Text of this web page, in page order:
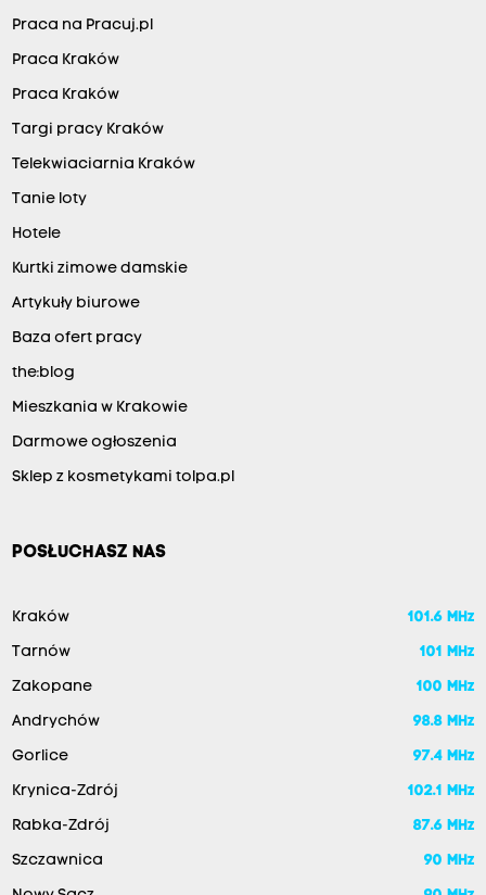
Praca na Pracuj.pl
Praca Kraków
Praca Kraków
Targi pracy Kraków
Telekwiaciarnia Kraków
Tanie loty
Hotele
Kurtki zimowe damskie
Artykuły biurowe
Baza ofert pracy
the:blog
Mieszkania w Krakowie
Darmowe ogłoszenia
Sklep z kosmetykami tolpa.pl
POSŁUCHASZ NAS
Kraków 101.6 MHz
Tarnów 101 MHz
Zakopane 100 MHz
Andrychów 98.8 MHz
Gorlice 97.4 MHz
Krynica-Zdrój 102.1 MHz
Rabka-Zdrój 87.6 MHz
Szczawnica 90 MHz